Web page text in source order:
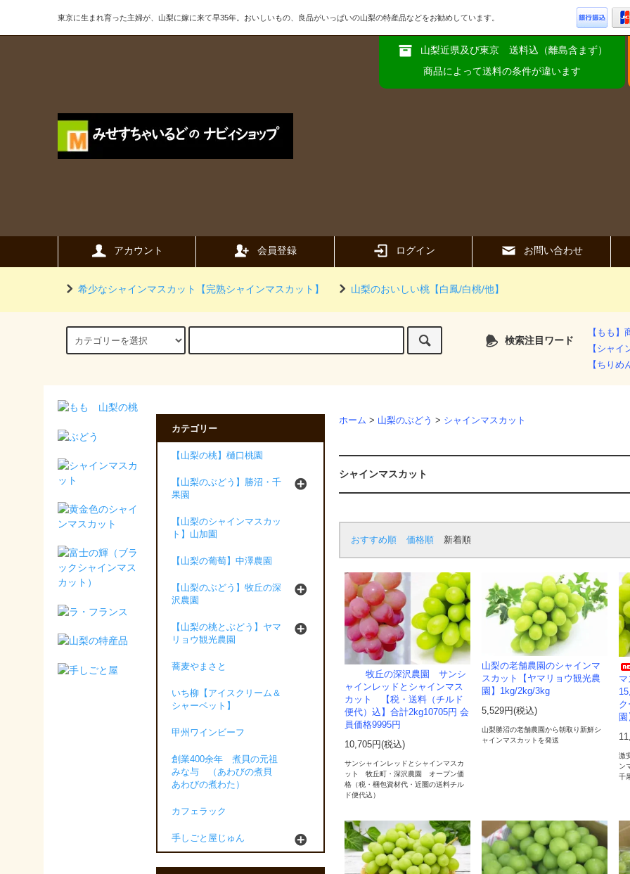
東京に生まれ育った主婦が、山梨に嫁に来て早35年。おいしいもの、良品がいっぱいの山梨の特産品などをお勧めしています。
山梨近県及び東京 送料込（離島含まず）
商品によって送料の条件が違います
アカウント 会員登録 ログイン お問い合わせ
希少なシャインマスカット【完熟シャインマスカット】 山梨のおいしい桃【白鳳/白桃/他】
検索注目ワード
【もも】
【シャイ
【ちりめ
ホーム > 山梨のぶどう > シャインマスカット
シャインマスカット
おすすめ順 価格順 新着順
牧丘の深沢農園 サンシ
ャインレッドとシャインマス
カット 【税・送料（チルド
便代）込】合計2kg10705円 会
員価格9995円
10,705円(税込)
サンシャインレッドとシャインマスカ
ット 牧丘町・深沢農園 オープン価
格（税・梱包資材代・近圏の送料チル
ド便代込）
山梨の老舗農園のシャインマ
スカット【ヤマリョウ観光農
園】1kg/2kg/3kg
5,529円(税込)
山梨勝沼の老舗農園から朝取り新鮮シ
ャインマスカットを発送
激
ン
千
カテゴリー
【山梨の桃】樋口桃園
【山梨のぶどう】勝沼・千
果園
【山梨のシャインマスカッ
ト】山加園
【山梨の葡萄】中澤農園
【山梨のぶどう】牧丘の深
沢農園
【山梨の桃とぶどう】ヤマ
リョウ観光農園
蕎麦やまさと
いち柳【アイスクリーム＆
シャーベット】
甲州ワインビーフ
創業400余年 煮貝の元祖
みな与 （あわびの煮貝
あわびの煮わた）
カフェラック
手しごと屋じゅん